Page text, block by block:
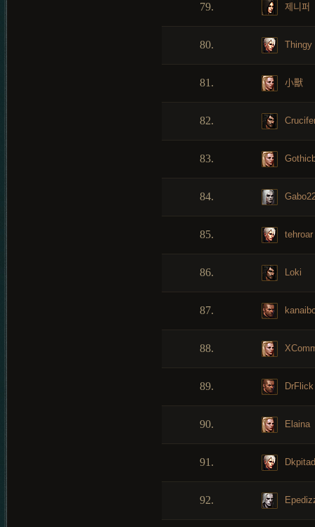
79. 제니퍼
80. Thingy
81. 小獸
82.
83.
84.
85. tehroar
86. Loki
87.
88.
89. DrFlick
90. Elaina
91.
92.